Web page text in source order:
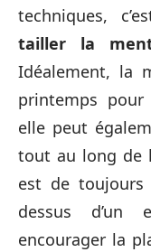
techniques,
tailler la
Idéalement, la
printemps
elle peut
tout au long de
est de toujours
dessus d’un
encourager la